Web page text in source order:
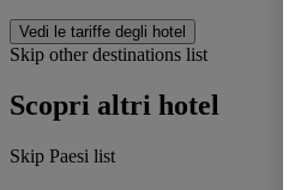
Vedi le tariffe degli hotel
Skip other destinations list
Scopri altri hotel
Skip Paesi list